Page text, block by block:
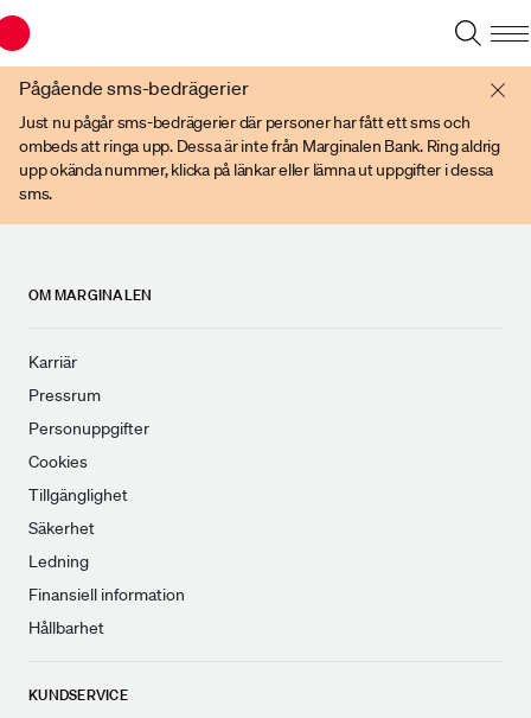
Pågående sms-bedrägerier
Just nu pågår sms-bedrägerier där personer har fått ett sms och
ombeds att ringa upp. Dessa är inte från Marginalen Bank. Ring aldrig
upp okända nummer, klicka på länkar eller lämna ut uppgifter i dessa
sms.
OM MARGINALEN
Karriär
Pressrum
Personuppgifter
Cookies
Tillgänglighet
Säkerhet
Ledning
Finansiell information
Hållbarhet
KUNDSERVICE
Du har en gammal webbläsare. Vänligen använd senare versioner av t ex